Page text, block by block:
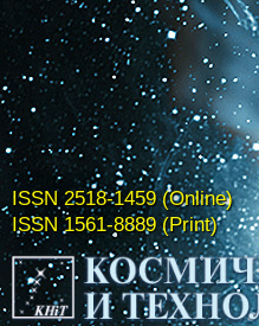
ISSN 2518-1459 (Online)
ISSN 1561-8889 (Print)